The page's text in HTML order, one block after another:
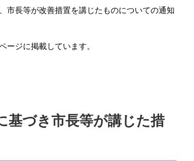
市長等が改善措置を講じたものについての通知
ージに掲載しています。
づき市長等が講じた措